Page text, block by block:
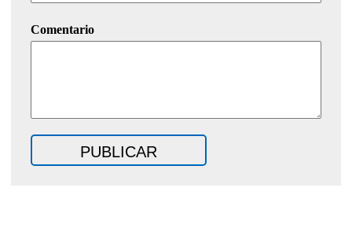
Comentario